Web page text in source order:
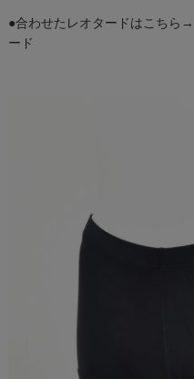
●合わせたレオタードはこちら→
ード